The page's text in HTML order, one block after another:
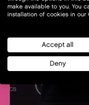
make available to you. You
installation of cookies in our
Accept all
Deny